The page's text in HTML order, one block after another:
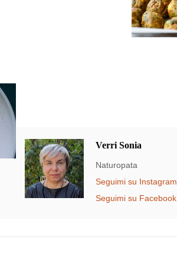
Verri Sonia
Naturopata
Seguimi su Instagram
Seguimi su Facebook